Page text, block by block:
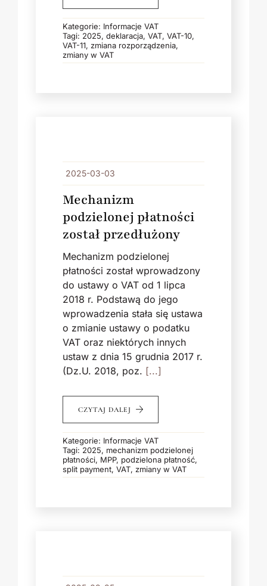
Kategorie: Informacje VAT
Tagi: 2025, deklaracja, VAT, VAT-10,
VAT-11, zmiana rozporządzenia,
zmiany w VAT
2025-03-03
Mechanizm
podzielonej płatności
został przedłużony
Mechanizm podzielonej
płatności został wprowadzony
do ustawy o VAT od 1 lipca
2018 r. Podstawą do jego
wprowadzenia stała się ustawa
o zmianie ustawy o podatku
VAT oraz niektórych innych
ustaw z dnia 15 grudnia 2017 r.
(Dz.U. 2018, poz. [...]
CZYTAJ DALEJ
Kategorie: Informacje VAT
Tagi: 2025, mechanizm podzielonej
płatności, MPP, podzielona płatność,
split payment, VAT, zmiany w VAT